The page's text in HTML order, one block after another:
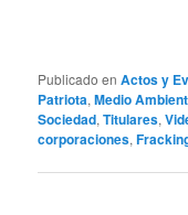
Publicado en Actos y
Patriota,Medio
Sociedad,Titulares,
corporaciones,